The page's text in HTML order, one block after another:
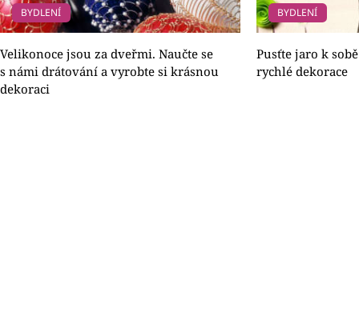
BYDLENÍ
Velikonoce jsou za dveřmi. Naučte se
s námi drátování a vyrobte si krásnou
dekoraci
BYDLENÍ
Pusťte jaro k
rychlé dekorace